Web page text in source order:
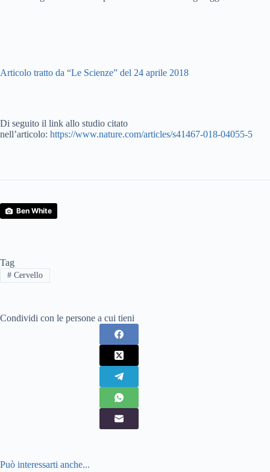
Articolo tratto da “Le Scienze” del 24 aprile 2018
Di seguito il link allo studio citato
nell’articolo: https://www.nature.com/articles/s41467-018-04055-5
Ben White
Tag
#Cervello
Condividi con le persone a cui tieni
Può interessarti anche...